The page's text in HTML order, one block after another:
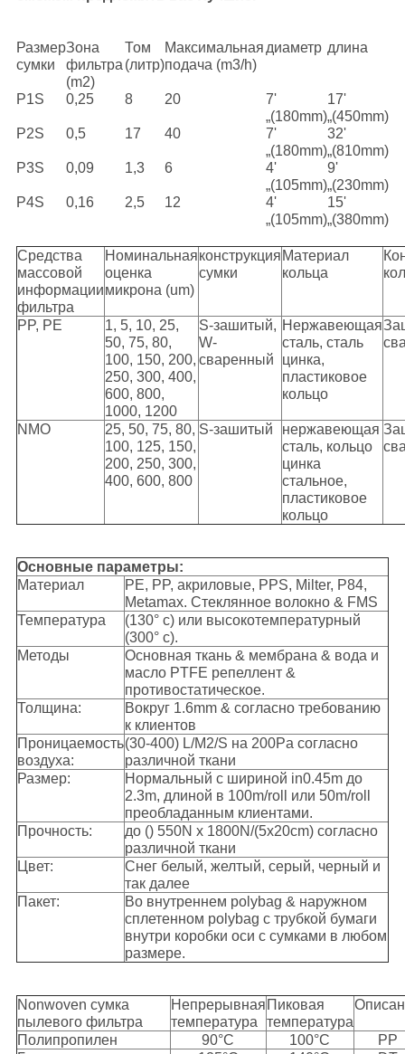
Размер
сумки
Зона
фильтра
(m2)
Том
(литр)
Максимальная
подача (m3/h)
диаметр длина
P1S 0,25 8 20
7'
„(180mm)
17'
„(450mm)
P2S
0,5 17 40
7'
„(180mm)
32'
„(810mm)
P3S
0,09 1,3 6
4'
„(105mm)
9'
„(230mm)
P4S
0,16 2,5 12
4'
„(105mm)
15'
„(380mm)
Средства
массовой
информации
фильтра
Номинальная
оценка
микрона (um)
конструкция
сумки
Материал
кольца
PP, PE
1, 5, 10, 25,
50, 75, 80,
100, 150, 200,
250, 300, 400,
600, 800,
1000, 1200
S-зашитый,
W-
сваренный
Нержавеющая
сталь, сталь
цинка,
пластиковое
кольцо
NMO
25, 50, 75, 80,
100, 125, 150,
200, 250, 300,
400, 600, 800
S-зашитый
нержавеющая
сталь, кольцо
цинка
стальное,
пластиковое
кольцо
Основные параметры:
Материал
PE, PP, акриловые, PPS, Milter, P84,
Metamax. Стеклянное волокно & FMS
Температура
(130° c) или высокотемпературный
(300° c).
Методы
Основная ткань & мембрана & вода и
масло PTFE репеллент &
противостатическое.
Толщина:
Вокруг 1.6mm & согласно требованию
к клиентов
Проницаемость
воздуха:
(30-400) L/M2/S на 200Pa согласно
различной ткани
Размер:
Нормальный с шириной in0.45m до
2.3m, длиной в 100m/roll или 50m/roll
преобладанным клиентами.
Прочность:
до () 550N x 1800N/(5x20cm) согласно
различной ткани
Цвет:
Снег белый, желтый, серый, черный и
так далее
Пакет:
Во внутреннем polybag & наружном
сплетенном polybag с трубкой бумаги
внутри коробки оси с сумками в любом
размере.
Nonwoven сумка
пылевого фильтра
Непрерывная
температура
Пиковая
температура
Полипропилен 90°C 100°C
PP